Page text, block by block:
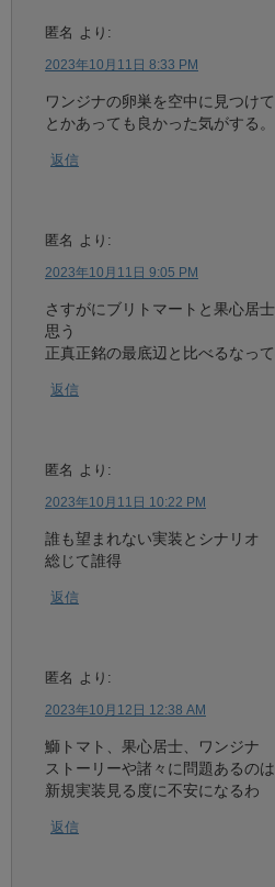
匿名 より:
2023年10月11日 8:33 PM
ワンジナの卵巣を空中に見つけ
とかあっても良かった気がする。
返信
匿名 より:
2023年10月11日 9:05 PM
さすがにブリトマートと果心居
思う
正真正銘の最底辺と比べるなっ
返信
匿名 より:
2023年10月11日 10:22 PM
誰も望まれない実装とシナリオ
総じて誰得
返信
匿名 より:
2023年10月12日 12:38 AM
鰤トマト、果心居士、ワンジナ
ストーリーや諸々に問題あるの
新規実装見る度に不安になるわ
返信